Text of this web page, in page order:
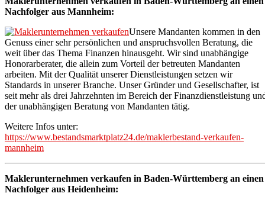
Nachfolger aus Mannheim:
Unsere Mandanten kommen in den
Genuss einer sehr persönlichen und anspruchsvollen Beratung, die
weit über das Thema Finanzen hinausgeht. Wir sind unabhängige
Honorarberater, die allein zum Vorteil der betreuten Mandanten
arbeiten. Mit der Qualität unserer Dienstleistungen setzen wir
Standards in unserer Branche. Unser Gründer und Gesellschafter, ist
seit mehr als drei Jahrzehnten im Bereich der Finanzdienstleistung
der unabhängigen Beratung von Mandanten tätig.
Weitere Infos unter:
https://www.bestandsmarktplatz24.de/maklerbestand-verkaufen-
mannheim
Maklerunternehmen verkaufen in Baden-Württemberg an einen
Nachfolger aus Heidenheim: